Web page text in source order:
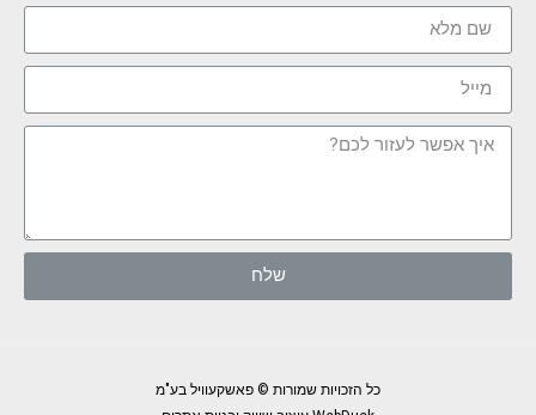
שלח
כל הזכויות שמורות © פאשקעוויל בע"מ